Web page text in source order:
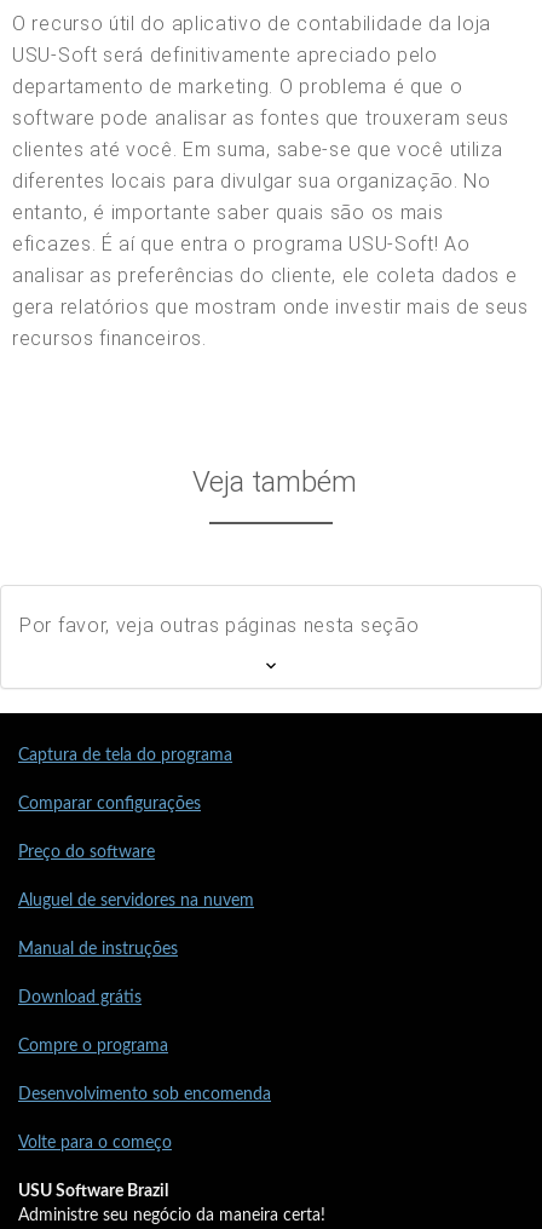
O recurso útil do aplicativo de contabilidade da loja
USU-Soft será definitivamente apreciado pelo
departamento de marketing. O problema é que o
software pode analisar as fontes que trouxeram seus
clientes até você. Em suma, sabe-se que você utiliza
diferentes locais para divulgar sua organização. No
entanto, é importante saber quais são os mais
eficazes. É aí que entra o programa USU-Soft! Ao
analisar as preferências do cliente, ele coleta dados e
gera relatórios que mostram onde investir mais de seus
recursos financeiros.
Veja também
Por favor, veja outras páginas nesta seção
Captura de tela do programa
Comparar configurações
Preço do software
Aluguel de servidores na nuvem
Manual de instruções
Download grátis
Compre o programa
Desenvolvimento sob encomenda
Volte para o começo
USU Software Brazil
Administre seu negócio da maneira certa!